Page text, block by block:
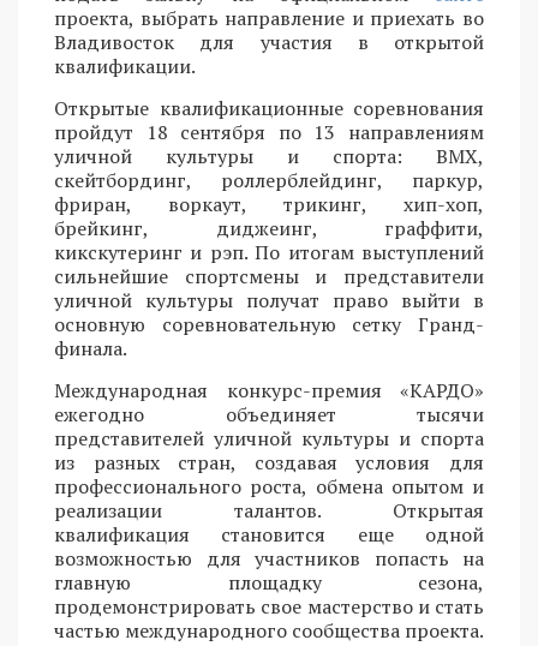
проекта, выбрать направление и приехать во
Владивосток для участия в открытой
квалификации.
Открытые квалификационные соревнования
пройдут 18 сентября по 13 направлениям
уличной культуры и спорта: BMX,
скейтбординг, роллерблейдинг, паркур,
фриран, воркаут, трикинг, хип-хоп,
брейкинг, диджеинг, граффити,
кикскутеринг и рэп. По итогам выступлений
сильнейшие спортсмены и представители
уличной культуры получат право выйти в
основную соревновательную сетку Гранд-
финала.
Международная конкурс-премия «КАРДО»
ежегодно объединяет тысячи
представителей уличной культуры и спорта
из разных стран, создавая условия для
профессионального роста, обмена опытом и
реализации талантов. Открытая
квалификация становится еще одной
возможностью для участников попасть на
главную площадку сезона,
продемонстрировать свое мастерство и стать
частью международного сообщества проекта.